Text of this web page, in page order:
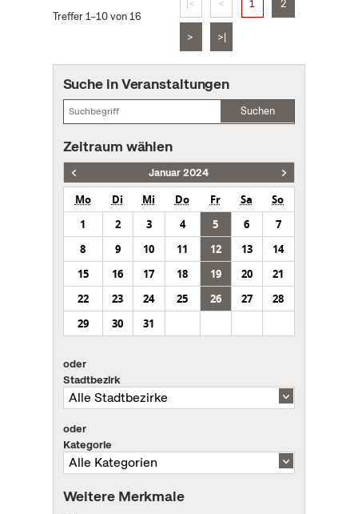
Treffer 1–10 von 16
|< < 1 2
> >|
Suche in Veranstaltungen
Suchen
Zeitraum wählen
Januar 2024
Mo Di Mi Do Fr Sa
So
1
2 3 4 5 6
7
8
9 10 11 12 13
14
15
16 17 18 19 20
21
22
23 24 25 26 27
28
29
30 31
oder
Stadtbezirk
oder
Kategorie
Weitere Merkmale